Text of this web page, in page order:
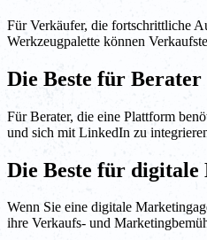
Für Verkäufer, die fortschrittliche
Werkzeugpalette können
Die Beste für Berater
Für Berater, die eine Plattform
und sich mit LinkedIn zu
Die Beste für
Wenn Sie eine digitale
ihre Verkaufs- und